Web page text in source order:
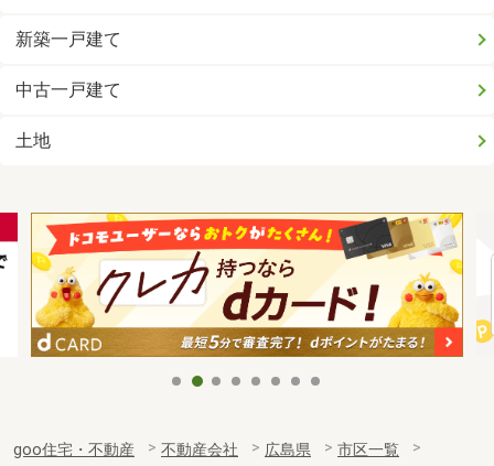
新築一戸建て
中古一戸建て
土地
goo住宅・不動産 不動産会社 広島県
市区一覧